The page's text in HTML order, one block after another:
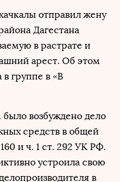
отправил жену
Дагестана
в растрате и
арест. Об этом
группе в «В
возбуждено дело
средств в общей
и ч. 1 ст. 292 УК РФ.
устроила свою
в